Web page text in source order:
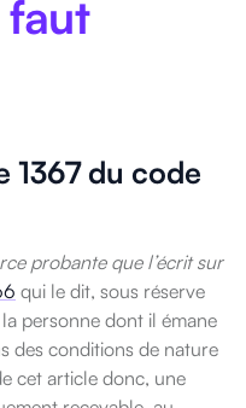
mars 2024.
faut
1367 du code
probante que l’écrit sur
qui le dit, sous réserve
personne dont il émane
des conditions de nature
cet article donc, une